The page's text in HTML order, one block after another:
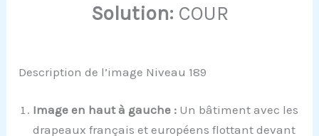
Solution: COUR
Description de l’image Niveau 189
Image en haut à gauche : Un bâtiment avec les
drapeaux français et européens flottant devant